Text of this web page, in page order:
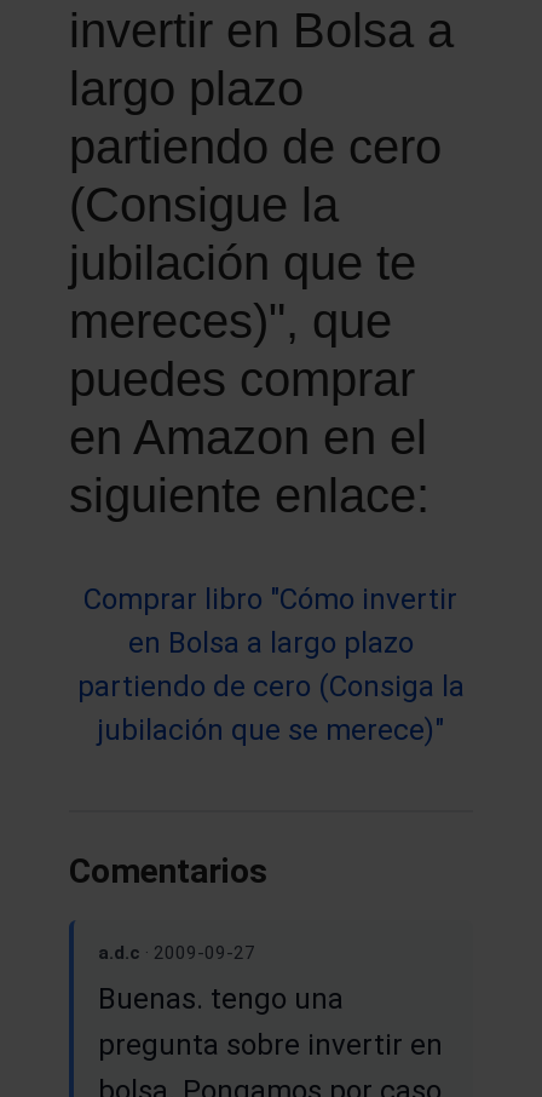
invertir en Bolsa a
largo plazo
partiendo de cero
(Consigue la
jubilación que te
mereces)", que
puedes comprar
en Amazon en el
siguiente enlace:
Comprar libro "Cómo invertir
en Bolsa a largo plazo
partiendo de cero (Consiga la
jubilación que se merece)"
Comentarios
a.d.c · 2009-09-27
Buenas. tengo una
pregunta sobre invertir en